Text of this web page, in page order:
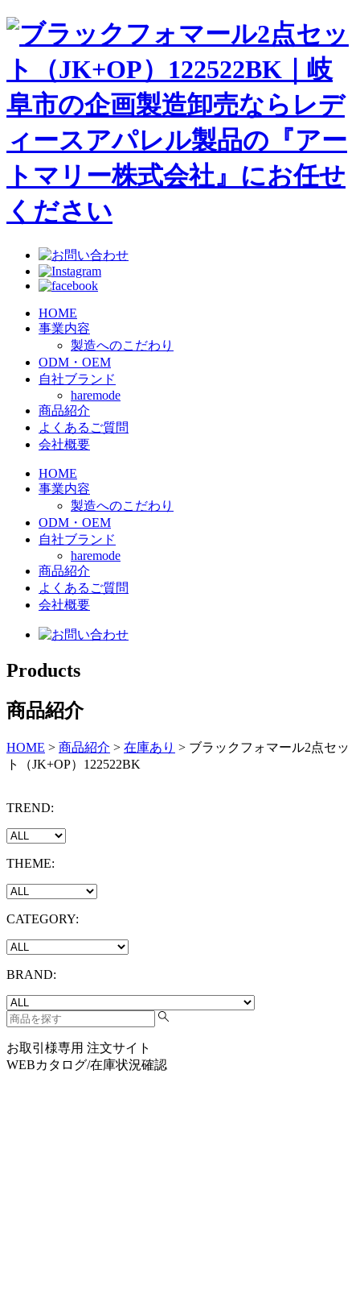
HOME
事業内容
製造へのこだわり
ODM・OEM
自社ブランド
haremode
商品紹介
よくあるご質問
会社概要
HOME
事業内容
製造へのこだわり
ODM・OEM
自社ブランド
haremode
商品紹介
よくあるご質問
会社概要
Products
商品紹介
HOME > 商品紹介 > 在庫あり > ブラックフォマール2点セッ
ト（JK+OP）122522BK
TREND:
THEME:
CATEGORY:
BRAND:
お取引様専用 注文サイト
WEBカタログ/在庫状況確認